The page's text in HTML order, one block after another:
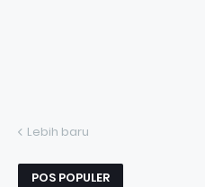
Lebih baru
POS POPULER